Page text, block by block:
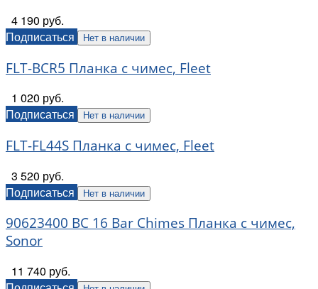
4 190 руб.
Подписаться
Нет в наличии
FLT-BCR5 Планка с чимес, Fleet
1 020 руб.
Подписаться
Нет в наличии
FLT-FL44S Планка с чимес, Fleet
3 520 руб.
Подписаться
Нет в наличии
90623400 BC 16 Bar Chimes Планка с чимес,
Sonor
11 740 руб.